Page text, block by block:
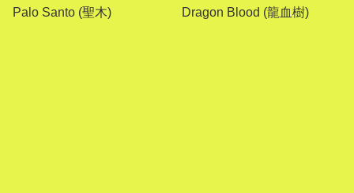
Palo Santo (聖木) Dragon Blood (龍血樹)